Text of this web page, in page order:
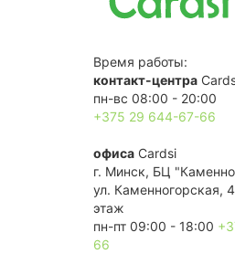
Время работы:
контакт-центра
пн-вс 08:00 - 20:00
+375 29 644-67-66
офиса Cardsi
г. Минск, БЦ
ул. Каменногорская,
этаж
пн-пт 09:00 - 18:00
66